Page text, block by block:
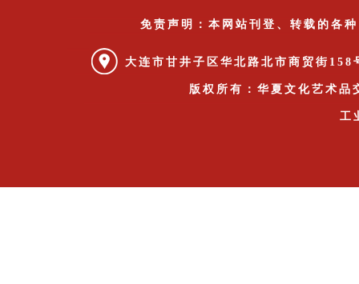
免责声明：本网站刊登、转载的各
大连市甘井子区华北路北市商贸街
版权所有：华夏文化艺术
工